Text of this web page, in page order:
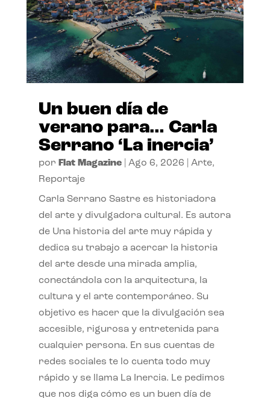
Un buen día de
verano para… Carla
Serrano ‘La inercia’
por Flat Magazine| Ago 6, 2026 Arte,
Reportaje
Carla Serrano Sastre es historiadora
del arte y divulgadora cultural. Es autora
de Una historia del arte muy rápida y
dedica su trabajo a acercar la historia
del arte desde una mirada amplia,
conectándola con la arquitectura, la
cultura y el arte contemporáneo. Su
objetivo es hacer que la divulgación sea
accesible, rigurosa y entretenida para
cualquier persona. En sus cuentas de
redes sociales te lo cuenta todo muy
rápido y se llama La Inercia. Le pedimos
que nos diga cómo es un buen día de